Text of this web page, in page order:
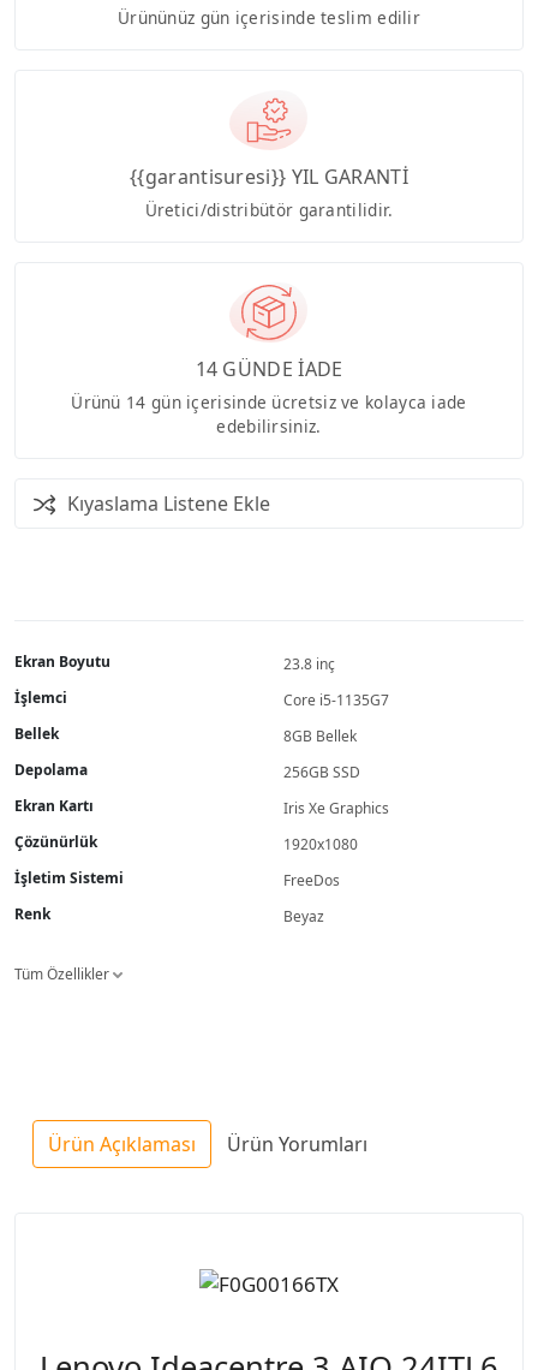
Ürününüz gün içerisinde teslim edilir
{{garantisuresi}} YIL GARANTİ
Üretici/distribütör garantilidir.
14 GÜNDE İADE
Ürünü 14 gün içerisinde ücretsiz ve kolayca iade
edebilirsiniz.
Kıyaslama Listene Ekle
Ekran Boyutu
23.8 inç
İşlemci
Core i5-1135G7
Bellek
8GB Bellek
Depolama
256GB SSD
Ekran Kartı
Iris Xe Graphics
Çözünürlük
1920x1080
İşletim Sistemi
FreeDos
Renk
Beyaz
Tüm Özellikler
Ürün Açıklaması Ürün Yorumları